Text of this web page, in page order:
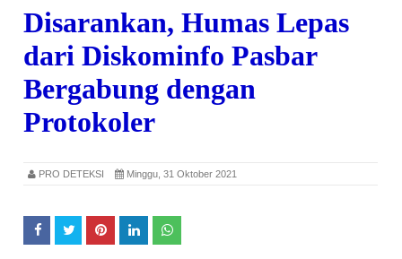
Disarankan, Humas Lepas
dari Diskominfo Pasbar
Bergabung dengan
Protokoler
PRO DETEKSI Minggu, 31 Oktober 2021